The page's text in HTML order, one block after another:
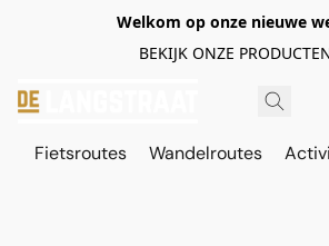
Welkom op onze nieuwe
BEKIJK ONZE
Fietsroutes Wandelroutes